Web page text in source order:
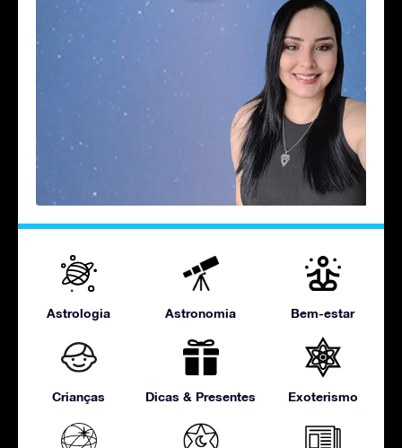
Astrologia Astronomia Bem-estar
Crianças Dicas & Presentes Exoterismo